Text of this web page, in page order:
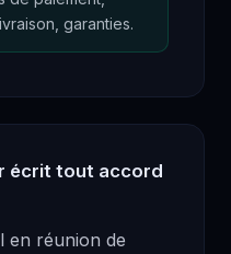
garanties.
écrit tout accord
en réunion de